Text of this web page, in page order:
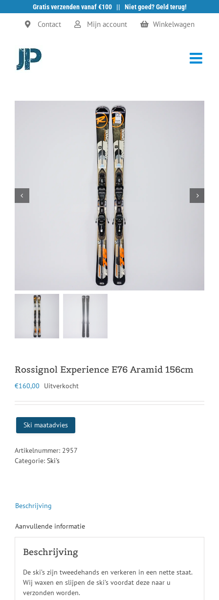
Gratis verzenden vanaf €100 || Niet goed? Geld terug!
Ga
Contact Mijn account Winkelwagen
Rossignol Experience E76 Aramid 156cm
€160,00 Uitverkocht
Ski maatadvies
Artikelnummer: 2957
Categorie: Ski's
Beschrijving
Aanvullende informatie
Beschrijving
De ski’s zijn tweedehands en verkeren in een nette staat.
Wij waxen en slijpen de ski’s voordat deze naar u
verzonden worden.